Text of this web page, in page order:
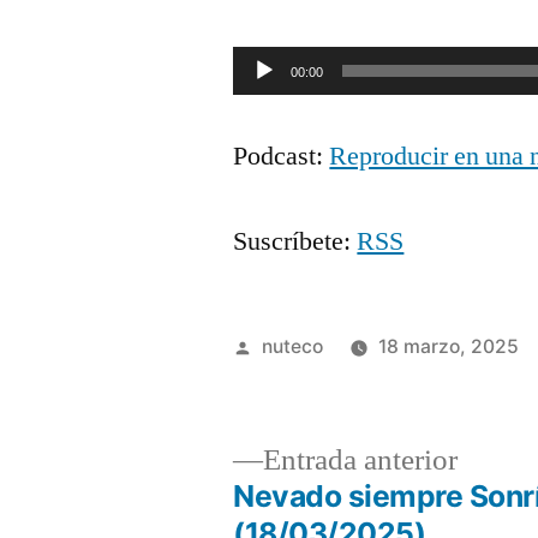
Reproductor
audio
00:00
Podcast:Reproducir en una
Suscríbete:RSS
Publicada
nuteco 18 marzo, 2025
Entrada anteriorEntrada
Nevado siempre